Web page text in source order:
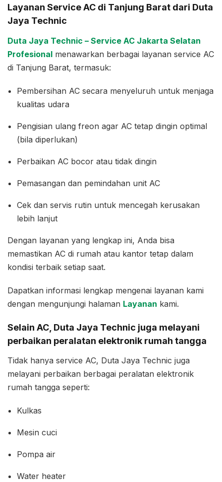
Layanan Service AC di Tanjung Barat dari Duta
Jaya Technic
Duta Jaya Technic – Service AC Jakarta Selatan
Profesional menawarkan berbagai layanan service AC
di Tanjung Barat, termasuk:
Pembersihan AC secara menyeluruh untuk menjaga
kualitas udara
Pengisian ulang freon agar AC tetap dingin optimal
(bila diperlukan)
Perbaikan AC bocor atau tidak dingin
Pemasangan dan pemindahan unit AC
Cek dan servis rutin untuk mencegah kerusakan
lebih lanjut
Dengan layanan yang lengkap ini, Anda bisa
memastikan AC di rumah atau kantor tetap dalam
kondisi terbaik setiap saat.
Dapatkan informasi lengkap mengenai layanan kami
dengan mengunjungi halaman Layanan kami.
Selain AC, Duta Jaya Technic juga melayani
perbaikan peralatan elektronik rumah tangga
Tidak hanya service AC, Duta Jaya Technic juga
melayani perbaikan berbagai peralatan elektronik
rumah tangga seperti:
Kulkas
Mesin cuci
Pompa air
Water heater